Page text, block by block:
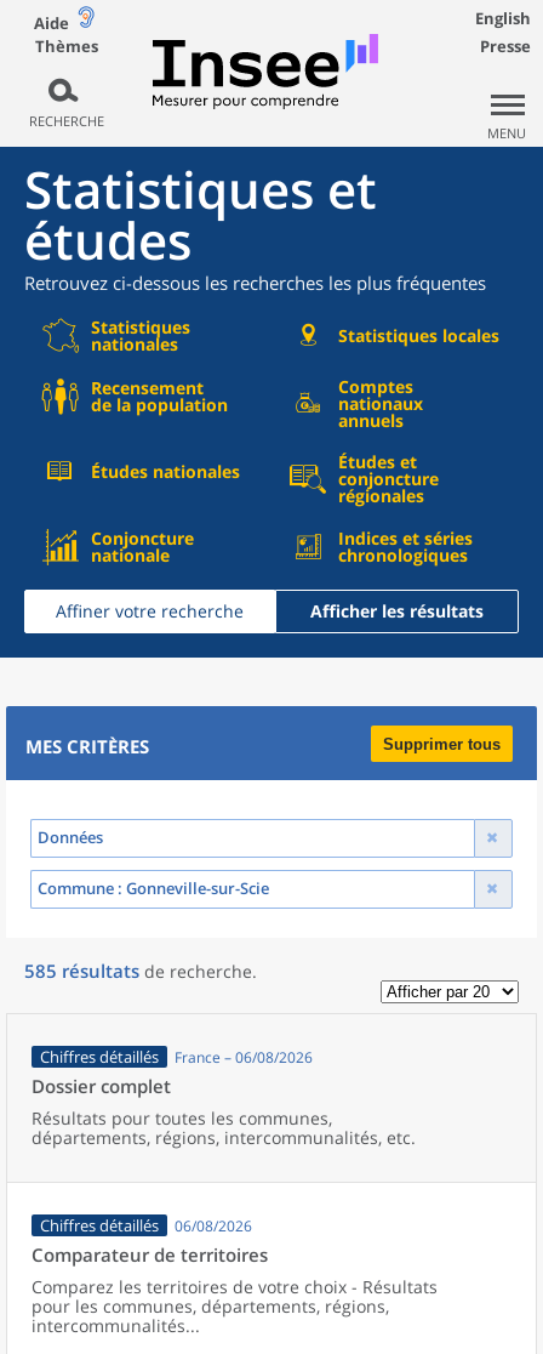
Aide
Thèmes
RECHERCHE
English
Presse
MENU
Statistiques et
études
Retrouvez ci-dessous les recherches les plus fréquentes
Statistiques
nationales Statistiques locales
Recensement
de la population
Comptes
nationaux
annuels
Études nationales Études et
conjoncture
régionales
Conjoncture
nationale
Indices et séries
chronologiques
Affiner votre recherche Afficher les résultats
MES CRITÈRES Supprimer tous
Données
Commune : Gonneville-sur-Scie
585 résultats de recherche.
Chiffres détaillés France – 06/08/2026
Dossier complet
Résultats pour toutes les communes,
départements, régions, intercommunalités, etc.
Chiffres détaillés 06/08/2026
Comparateur de territoires
Comparez les territoires de votre choix - Résultats
pour les communes, départements, régions,
intercommunalités...